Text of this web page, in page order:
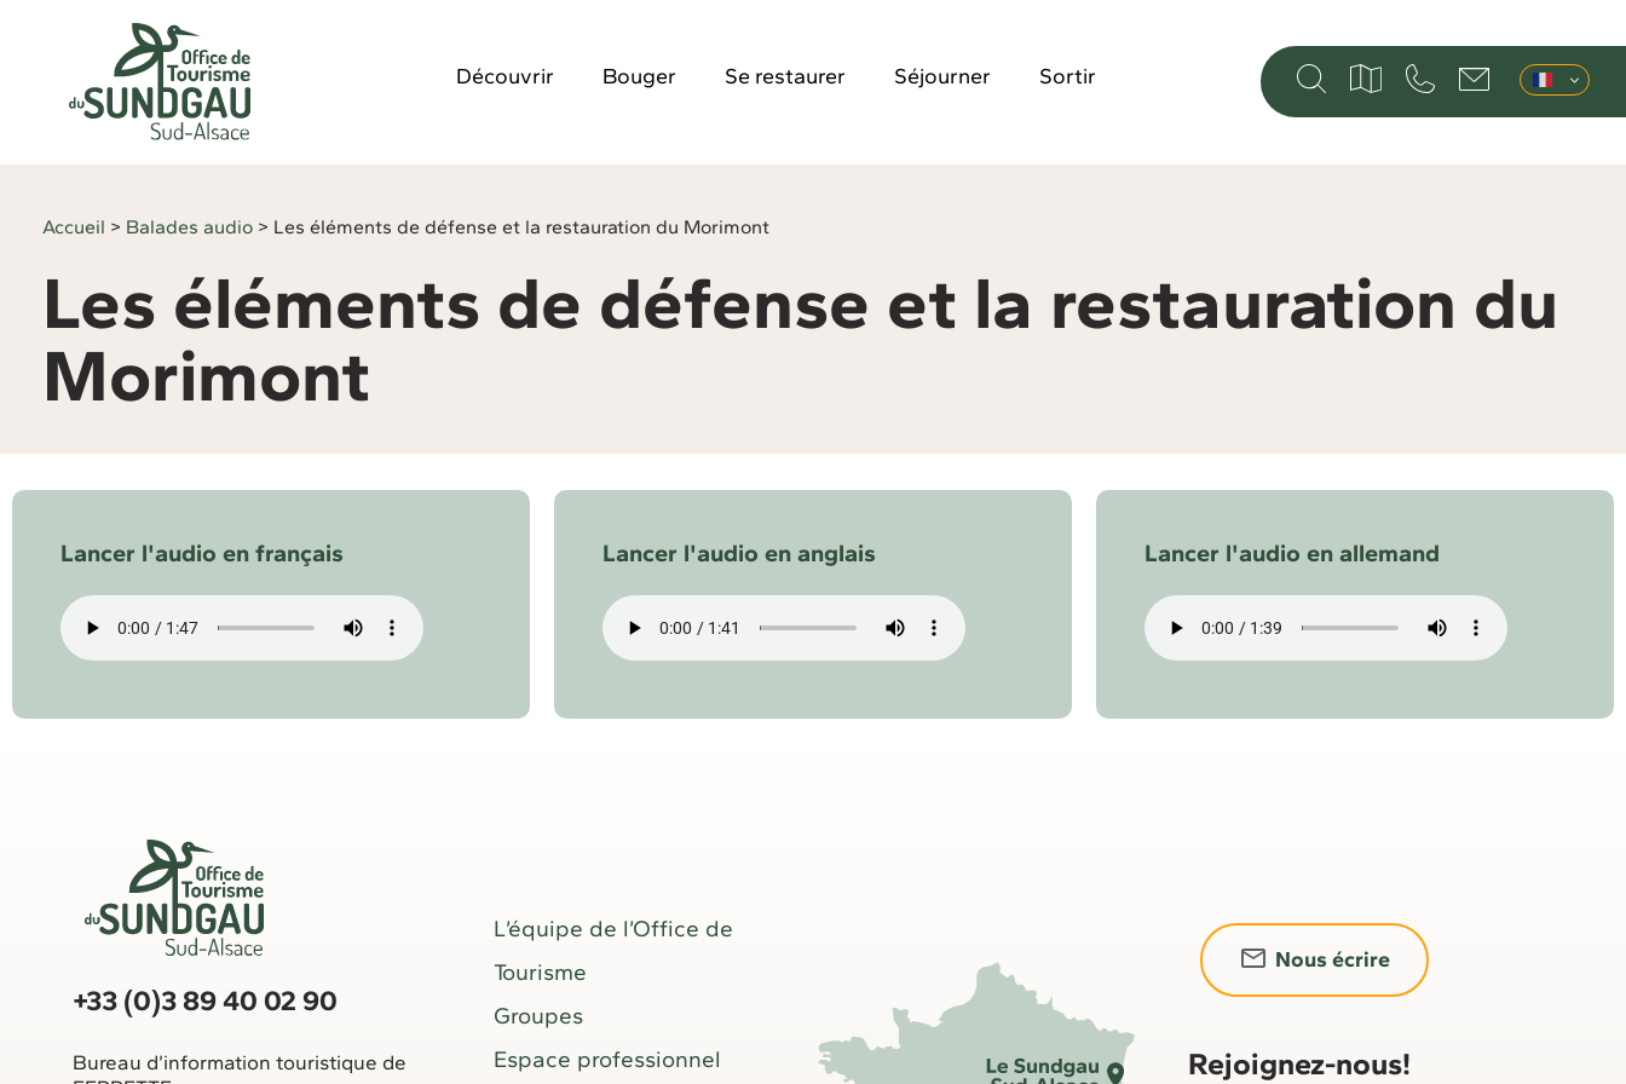
Découvrir Bouger Se restaurer Séjourner Sortir
Accueil > Balades audio > Les éléments de défense et la restauration du Morimont
Les éléments de défense et la restauration du
Morimont
Lancer l'audio en français Lancer l'audio en anglais Lancer l'audio en allemand
+33 (0)3 89 40 02 90
Bureau d’information touristique de
L’équipe de l’Office de
Tourisme
Groupes
Espace professionnel
Nous écrire
Rejoignez-nous!